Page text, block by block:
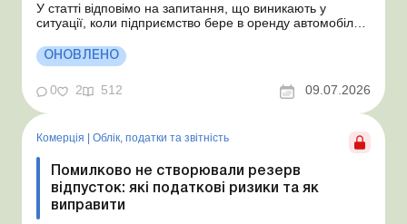
У статті відповімо на запитання, що виникають у
ситуації, коли підприємство бере в оренду автомобіль у
місяця. Підприємство орендує у фізособи автомобіль з
15.07.2026. Згідно з умовами договору орендна плата
становить 4 000 грн на місяць. Виникла...
ОНОВЛЕНО
0 2 512 09.07.2026
Комерція | Облік, податки та звiтнiсть
Помилково не створювали резерв
відпусток: які податкові ризики та як
виправити